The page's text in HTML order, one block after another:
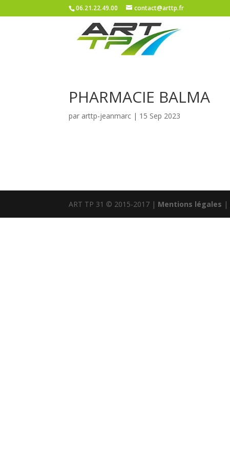
06.21.22.49.00 contact@arttp.fr
PHARMACIE BALMA
par arttp-jeanmarc | 15 Sep 2023
ART TP 31 © 2015-2017 | Mentions légales |